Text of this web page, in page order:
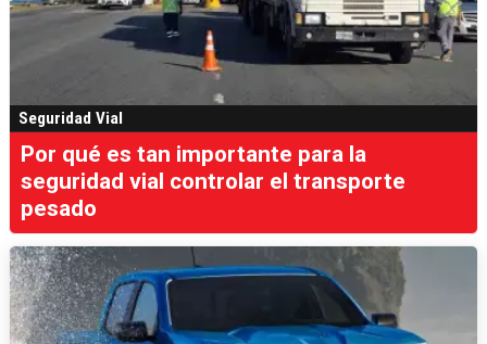
Seguridad Vial
Por qué es tan importante para la
seguridad vial controlar el transporte
pesado